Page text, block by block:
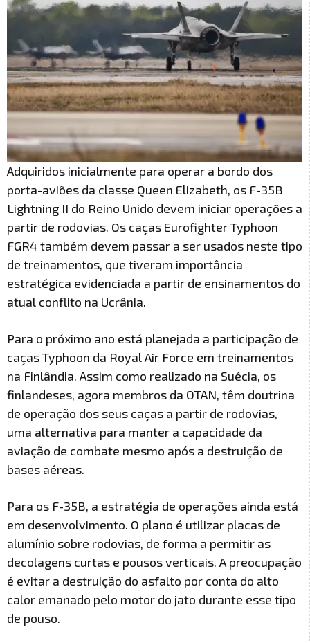
Adquiridos inicialmente para operar a bordo dos
porta-aviões da classe Queen Elizabeth, os F-35B
Lightning II do Reino Unido devem iniciar operações a
partir de rodovias. Os caças Eurofighter Typhoon
FGR4 também devem passar a ser usados neste tipo
de treinamentos, que tiveram importância
estratégica evidenciada a partir de ensinamentos do
atual conflito na Ucrânia.
Para o próximo ano está planejada a participação de
caças Typhoon da Royal Air Force em treinamentos
na Finlândia. Assim como realizado na Suécia, os
finlandeses, agora membros da OTAN, têm doutrina
de operação dos seus caças a partir de rodovias,
uma alternativa para manter a capacidade da
aviação de combate mesmo após a destruição de
bases aéreas.
Para os F-35B, a estratégia de operações ainda está
em desenvolvimento. O plano é utilizar placas de
alumínio sobre rodovias, de forma a permitir as
decolagens curtas e pousos verticais. A preocupação
é evitar a destruição do asfalto por conta do alto
calor emanado pelo motor do jato durante esse tipo
de pouso.